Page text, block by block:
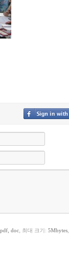
doc , 최대 크기: 5Mbytes